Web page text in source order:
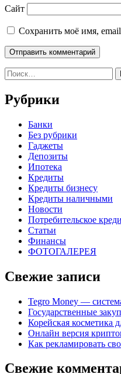
Сайт
Сохранить моё имя,
Найти:
Рубрики
Банки
Без рубрики
Гаджеты
Депозиты
Ипотека
Кредиты
Кредиты бизнесу
Кредиты наличными
Новости
Потребительское
Статьи
Финансы
ФОТОГАЛЕРЕЯ
Свежие записи
Tegro Money —
Государственные
Корейская косметика
Онлайн версия
Как рекламировать
Свежие